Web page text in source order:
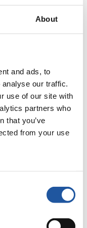
About
and ads, to
our traffic.
use of our site with
partners who
that you’ve
from your use
Medienvertreter. Sie
zu
einsehen und